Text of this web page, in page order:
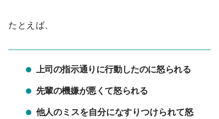
たとえば、
上司の指示通りに行動したのに怒られる
先輩の機嫌が悪くて怒られる
他人のミスを自分になすりつけられて怒